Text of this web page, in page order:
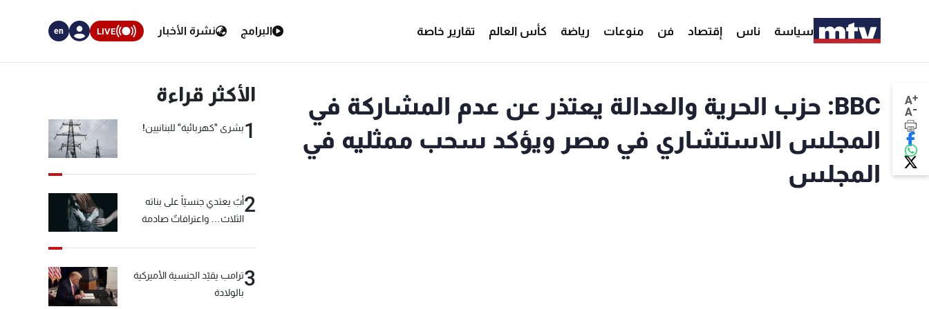
سياسة ناس إقتصاد فن منوعات رياضة كأس العالم تقارير خاصة البرامج نشرة الأخبار LIVE
en
A+
A-
BBC: حزب الحرية والعدالة يعتذر عن عدم المشاركة في
المجلس الاستشاري في مصر ويؤكد سحب ممثليه في
المجلس
الأكثر قراءة
1بشرى "كهربائية" للبنانيين!
2أبٌ يعتدي جنسيّاً على بناته
الثلاث… واعترافاتٌ صادمة
3ترامب يقيّد الجنسية الأميركية
بالولادة